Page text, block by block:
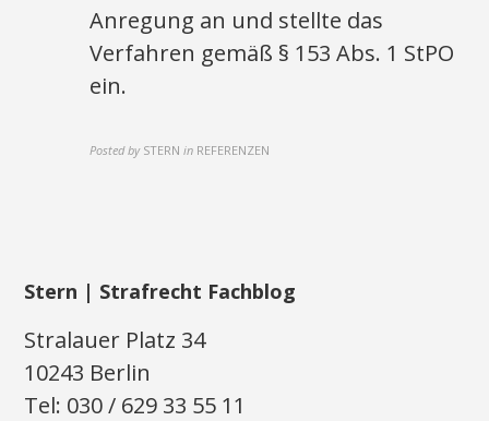
Anregung an und stellte das
Verfahren gemäß § 153 Abs. 1 StPO
ein.
Posted by STERN in REFERENZEN
Stern | Strafrecht Fachblog
Stralauer Platz 34
10243 Berlin
Tel: 030 / 629 33 55 11